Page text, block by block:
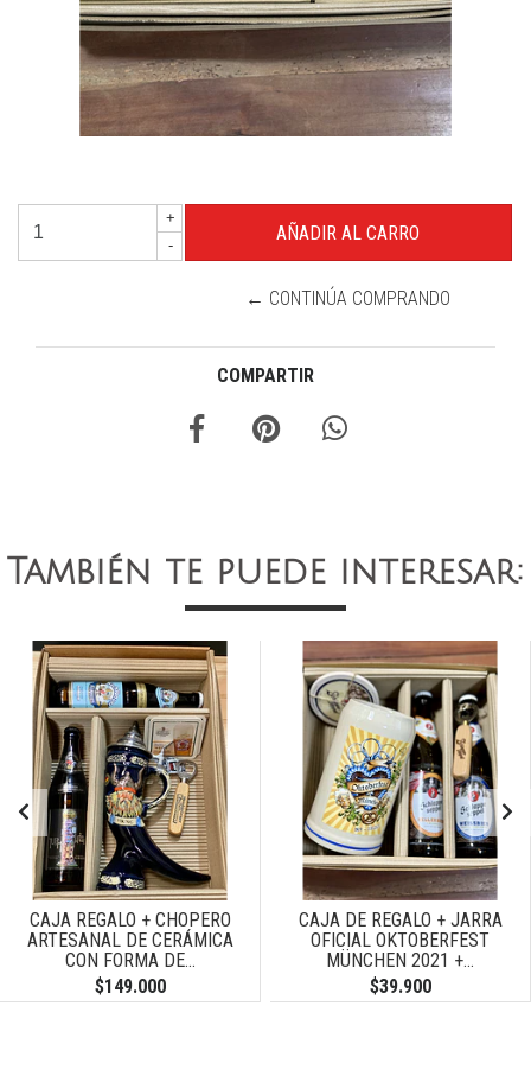
+
-
← CONTINÚA COMPRANDO
COMPARTIR
También te puede interesar:
CAJA REGALO + CHOPERO
ARTESANAL DE CERÁMICA
CON FORMA DE...
$149.000
CAJA DE REGALO + JARRA
OFICIAL OKTOBERFEST
MÜNCHEN 2021 +...
$39.900